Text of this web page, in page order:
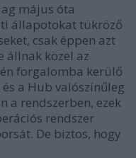
május óta
állapotokat tükröző
csak éppen azt
állnak közel az
forgalomba kerülő
a Hub valószínűleg
a rendszerben, ezek
rendszer
De biztos, hogy